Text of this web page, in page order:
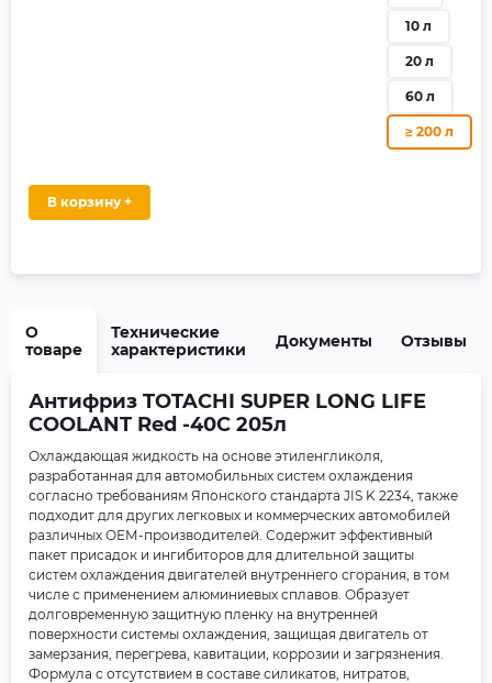
10 л
20 л
60 л
≥ 200 л
В корзину +
О
товаре
Технические
характеристики
Документы Отзывы
Антифриз TOTACHI SUPER LONG LIFE
COOLANT Red -40C 205л
Охлаждающая жидкость на основе этиленгликоля,
разработанная для автомобильных систем охлаждения
согласно требованиям Японского стандарта JIS K 2234, также
подходит для других легковых и коммерческих автомобилей
различных ОЕМ-производителей. Содержит эффективный
пакет присадок и ингибиторов для длительной защиты
систем охлаждения двигателей внутреннего сгорания, в том
числе с применением алюминиевых сплавов. Образует
долговременную защитную пленку на внутренней
поверхности системы охлаждения, защищая двигатель от
замерзания, перегрева, кавитации, коррозии и загрязнения.
Формула с отсутствием в составе силикатов, нитратов,